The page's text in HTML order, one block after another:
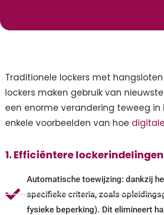
Traditionele lockers met
lockers maken gebruik van
een enorme verandering teweeg
enkele voorbeelden van hoe
1. Efficiëntere lockerindelingen
Automatische toewijzing: dankzij
specifieke criteria, zoals
fysieke beperking). Dit elimineert